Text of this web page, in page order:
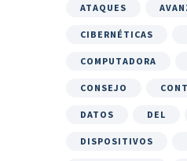
ATAQUES
CIBERNÉTICAS
COMPUTADORA
CONSEJO
DATOS DEL
DISPOSITIVOS